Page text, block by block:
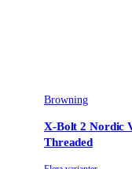
Browning
X-Bolt 2 Nordic
Threaded